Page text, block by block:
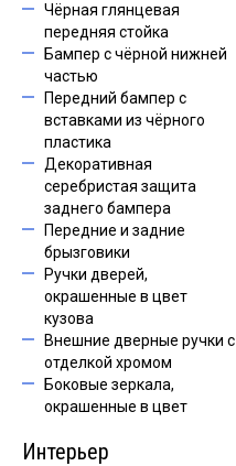
Чёрная глянцевая
передняя стойка
Бампер с чёрной нижней
частью
Передний бампер с
вставками из чёрного
пластика
Декоративная
серебристая защита
заднего бампера
Передние и задние
брызговики
Ручки дверей,
окрашенные в цвет
кузова
Внешние дверные ручки с
отделкой хромом
Боковые зеркала,
окрашенные в цвет
Интерьер